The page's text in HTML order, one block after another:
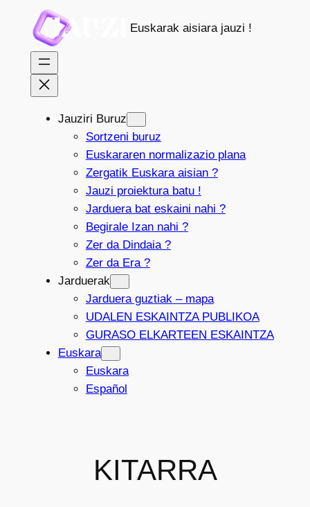
edukira
Euskarak aisiara jauzi !
Jauziri Buruz
Sortzeni buruz
Euskararen normalizazio plana
Zergatik Euskara aisian ?
Jauzi proiektura batu !
Jarduera bat eskaini nahi ?
Begirale Izan nahi ?
Zer da Dindaia ?
Zer da Era ?
Jarduerak
Jarduera guztiak – mapa
UDALEN ESKAINTZA PUBLIKOA
GURASO ELKARTEEN ESKAINTZA
Euskara
Euskara
Español
KITARRA